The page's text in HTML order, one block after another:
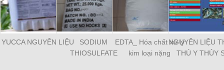
YUCCA NGUYÊN LIỆU
SODIUM
THIOSULFATE
EDTA_ Hóa chất xử lý
kim loại nặng
NGUYÊN LIỆU
THÚ Y THỦY